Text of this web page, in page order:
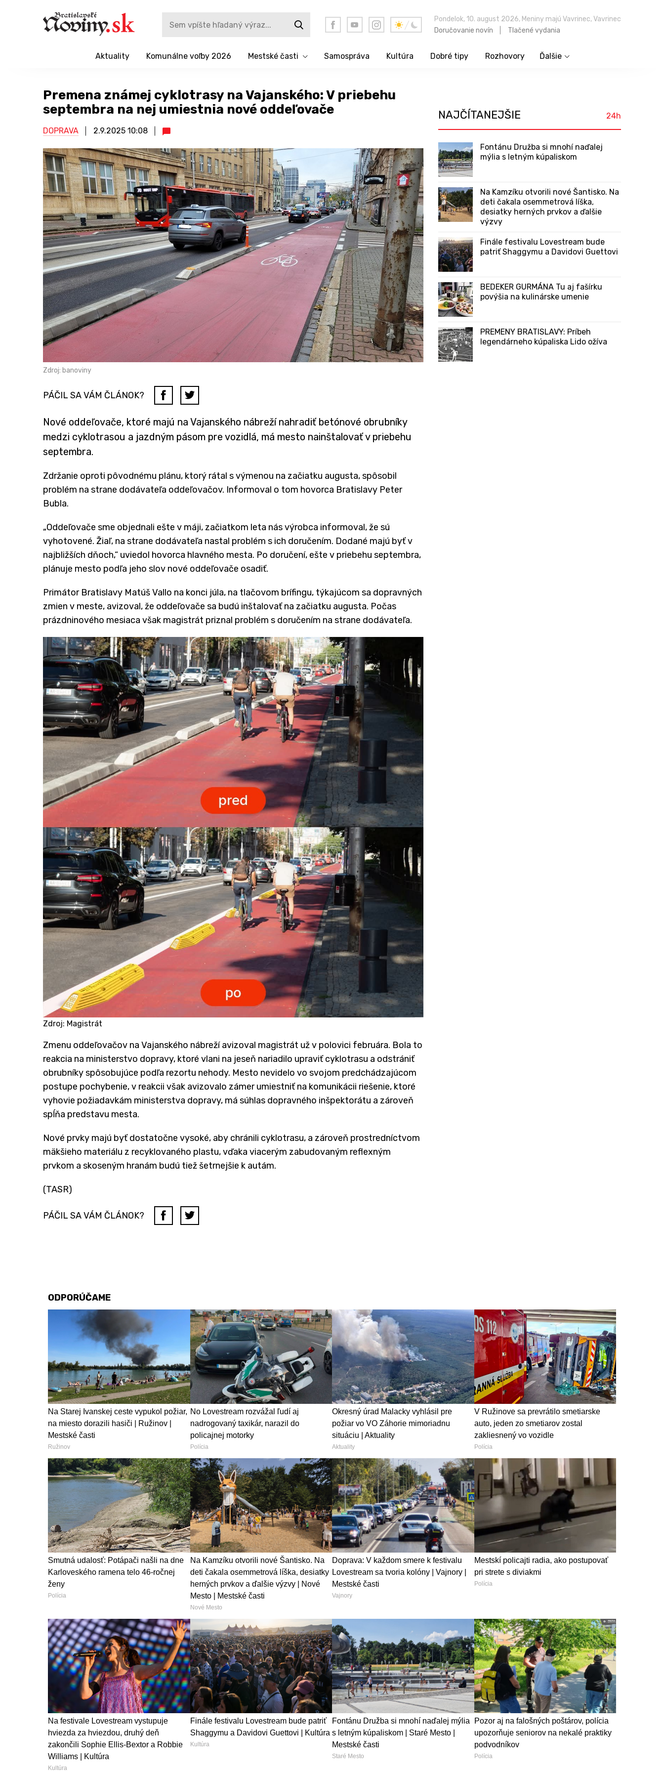
Pondelok, 10. august 2026, Meniny majú Vavrinec, Vavrinec
Doručovanie novín
Tlačené vydania
Aktuality Komunálne voľby 2026 Mestské časti Samospráva Kultúra Dobré tipy Rozhovory Ďalšie
Premena známej cyklotrasy na Vajanského: V priebehu
septembra na nej umiestnia nové oddeľovače
DOPRAVA 2.9.2025 10:08
Zdroj: banoviny
PÁČIL SA VÁM ČLÁNOK?
Nové oddeľovače, ktoré majú na Vajanského nábreží nahradiť betónové obrubníky
medzi cyklotrasou a jazdným pásom pre vozidlá, má mesto nainštalovať v priebehu
septembra.
Zdržanie oproti pôvodnému plánu, ktorý rátal s výmenou na začiatku augusta, spôsobil
problém na strane dodávateľa oddeľovačov. Informoval o tom hovorca Bratislavy Peter
Bubla.
„Oddeľovače sme objednali ešte v máji, začiatkom leta nás výrobca informoval, že sú
vyhotovené. Žiaľ, na strane dodávateľa nastal problém s ich doručením. Dodané majú byť v
najbližších dňoch,“ uviedol hovorca hlavného mesta. Po doručení, ešte v priebehu septembra,
plánuje mesto podľa jeho slov nové oddeľovače osadiť.
Primátor Bratislavy Matúš Vallo na konci júla, na tlačovom brífingu, týkajúcom sa dopravných
zmien v meste, avizoval, že oddeľovače sa budú inštalovať na začiatku augusta. Počas
prázdninového mesiaca však magistrát priznal problém s doručením na strane dodávateľa.
Zdroj: Magistrát
Zmenu oddeľovačov na Vajanského nábreží avizoval magistrát už v polovici februára. Bola to
reakcia na ministerstvo dopravy, ktoré vlani na jeseň nariadilo upraviť cyklotrasu a odstrániť
obrubníky spôsobujúce podľa rezortu nehody. Mesto nevidelo vo svojom predchádzajúcom
postupe pochybenie, v reakcii však avizovalo zámer umiestniť na komunikácii riešenie, ktoré
vyhovie požiadavkám ministerstva dopravy, má súhlas dopravného inšpektorátu a zároveň
spĺňa predstavu mesta.
Nové prvky majú byť dostatočne vysoké, aby chránili cyklotrasu, a zároveň prostredníctvom
mäkšieho materiálu z recyklovaného plastu, vďaka viacerým zabudovaným reflexným
prvkom a skoseným hranám budú tiež šetrnejšie k autám.
(TASR)
PÁČIL SA VÁM ČLÁNOK?
NAJČÍTANEJŠIE 24h
Fontánu Družba si mnohí naďalej
mýlia s letným kúpaliskom
Na Kamzíku otvorili nové Šantisko. Na
deti čakala osemmetrová líška,
desiatky herných prvkov a ďalšie
výzvy
Finále festivalu Lovestream bude
patriť Shaggymu a Davidovi Guettovi
BEDEKER GURMÁNA Tu aj fašírku
povýšia na kulinárske umenie
PREMENY BRATISLAVY: Príbeh
legendárneho kúpaliska Lido ožíva
ODPORÚČAME
Na Starej Ivanskej ceste vypukol požiar,
na miesto dorazili hasiči | Ružinov |
Mestské časti
Ružinov
No Lovestream rozvážal ľudí aj
nadrogovaný taxikár, narazil do
policajnej motorky
Polícia
Okresný úrad Malacky vyhlásil pre
požiar vo VO Záhorie mimoriadnu
situáciu | Aktuality
Aktuality
V Ružinove sa prevrátilo smetiarske
auto, jeden zo smetiarov zostal
zakliesnený vo vozidle
Polícia
Smutná udalosť: Potápači našli na dne
Karloveského ramena telo 46-ročnej
ženy
Polícia
Na Kamzíku otvorili nové Šantisko. Na
deti čakala osemmetrová líška, desiatky
herných prvkov a ďalšie výzvy | Nové
Mesto | Mestské časti
Nové Mesto
Doprava: V každom smere k festivalu
Lovestream sa tvoria kolóny | Vajnory |
Mestské časti
Vajnory
Mestskí policajti radia, ako postupovať
pri strete s diviakmi
Polícia
Na festivale Lovestream vystupuje
hviezda za hviezdou, druhý deň
zakončili Sophie Ellis-Bextor a Robbie
Williams | Kultúra
Kultúra
Finále festivalu Lovestream bude patriť
Shaggymu a Davidovi Guettovi | Kultúra
Kultúra
Fontánu Družba si mnohí naďalej mýlia
s letným kúpaliskom | Staré Mesto |
Mestské časti
Staré Mesto
Pozor aj na falošných poštárov, polícia
upozorňuje seniorov na nekalé praktiky
podvodníkov
Polícia